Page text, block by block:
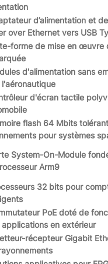
d’alimentation et
over Ethernet vers USB
forme de mise en œuvre
d'alimentation sans
l'aéronautique
d'écran tactile
flash 64 Mbits
pour systèmes
System-On-Module
Arm9
32 bits pour
PoE doté de
applications en extérieur
récepteur Gigabit